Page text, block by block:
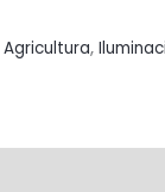
Agricultura,